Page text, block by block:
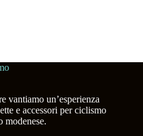
vantiamo un’esperienza
e accessori per ciclismo
modenese.